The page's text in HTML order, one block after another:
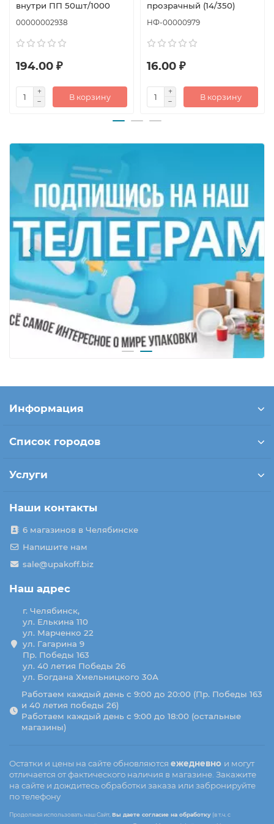
внутри ПП 50шт/1000
00000002938
194.00 ₽
В корзину
прозрачный (14/350)
НФ-00000979
16.00 ₽
В корзину
Информация
Список городов
Услуги
Наши контакты
6 магазинов в Челябинске
Напишите нам
sale@upakoff.biz
Наш адрес
г. Челябинск,
ул. Елькина 110
ул. Марченко 22
ул. Гагарина 9
Пр. Победы 163
ул. 40 летия Победы 26
ул. Богдана Хмельницкого 30А
Работаем каждый день с 9:00 до 20:00 (Пр. Победы 163
и 40 летия победы 26)
Работаем каждый день с 9:00 до 18:00 (остальные
магазины)
Остатки и цены на сайте обновляются ежедневно и могут
отличается от фактического наличия в магазине. Закажите
на сайте и дождитесь обработки заказа или забронируйте
по телефону
Продолжая использовать наш Сайт, Вы даете согласие на обработку (в т.ч. с